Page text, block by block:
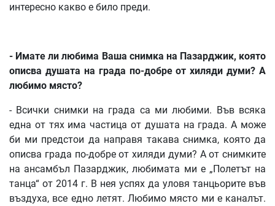
интересно какво е било преди.
- Имате ли любима Ваша снимка на Пазарджик, която
описва душата на града по-добре от хиляди думи? А
любимо място?
- Всички снимки на града са ми любими. Във всяка
една от тях има частица от душата на града. А може
би ми предстои да направя такава снимка, която да
описва града по-добре от хиляди думи? А от снимките
на ансамбъл Пазарджик, любимата ми е „Полетът на
танца“ от 2014 г. В нея успях да уловя танцьорите във
въздуха, все едно летят. Любимо място ми е каналът.